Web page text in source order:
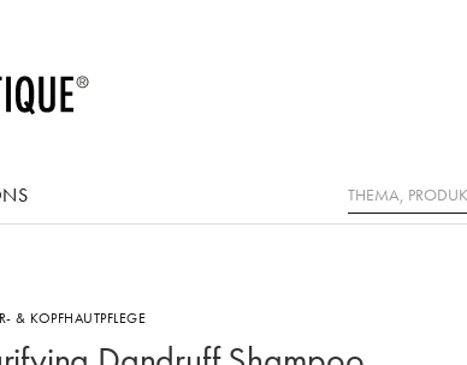
Suche
& KOPFHAUTPFLEGE